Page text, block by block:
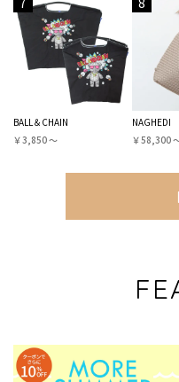
BALL＆CHAIN
￥3,850 〜
NAGHEDI
￥58,300